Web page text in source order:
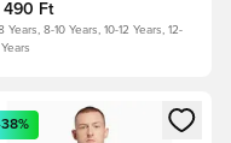
490 Ft
Years, 8-10 Years, 10-12 Years, 12-
vagy a tagként
egy modált a